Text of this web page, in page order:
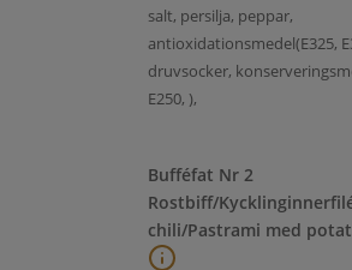
salt, persilja, peppar,
antioxidationsmedel(E325,
druvsocker,
E250, ),
Bufféfat Nr 2
Rostbiff/
chili/Pastrami med